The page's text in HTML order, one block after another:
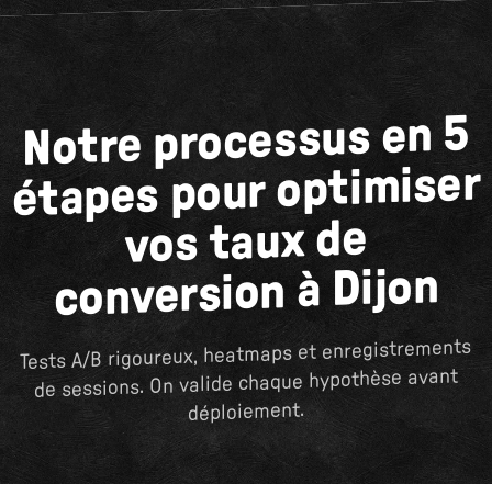
Notre processus en 5
étapes pour optimiser
vos taux de
conversion à Dijon
Tests A/B rigoureux, heatmaps et enregistrements
de sessions. On valide chaque hypothèse avant
déploiement.